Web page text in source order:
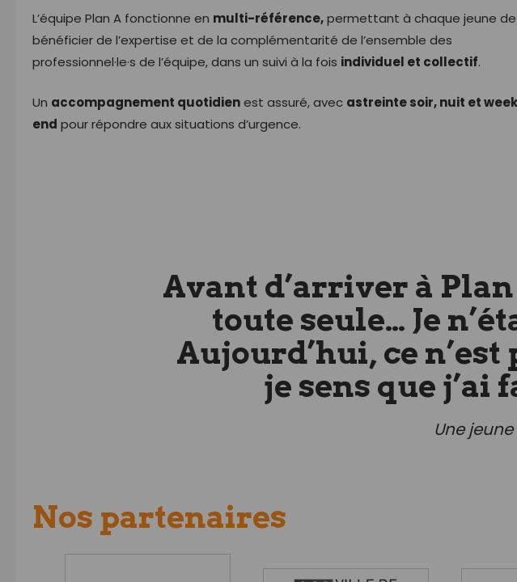
L’équipe Plan A fonctionne en multi-référence,permettant à chaque jeune de
bénéficier de l’expertise et de la complémentarité de l’ensemble des
professionnel·le·s de l’équipe, dans un suivi à la fois individuel et collectif.
Un accompagnement quotidienest assuré, avec astreinte soir, nuit et
end pour répondre aux situations d’urgence.
Avant d’arriver à
toute seule… Je
Aujourd’hui, ce
je sens que j’ai
Une
Nos partenaires